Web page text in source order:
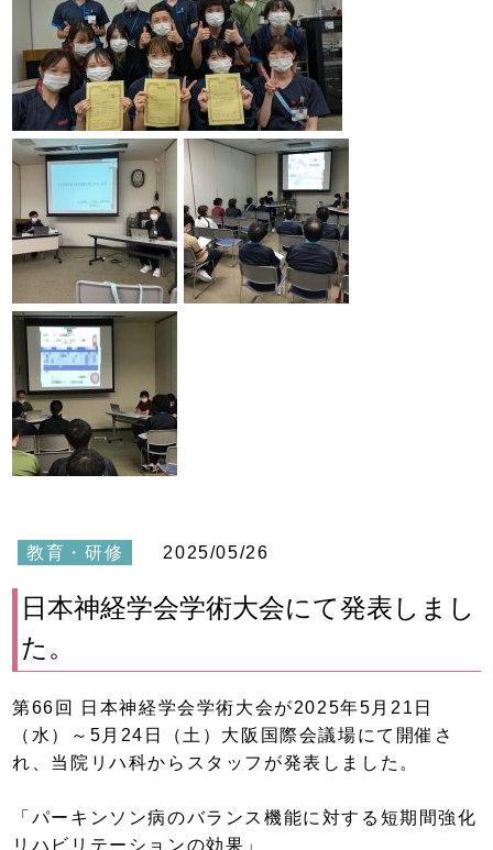
教育・研修 2025/05/26
日本神経学会学術大会にて発表しまし
た。
第66回 日本神経学会学術大会が2025年5月21日
（水）～5月24日（土）大阪国際会議場にて開催さ
れ、当院リハ科からスタッフが発表しました。
「パーキンソン病のバランス機能に対する短期間強化
リハビリテーションの効果」